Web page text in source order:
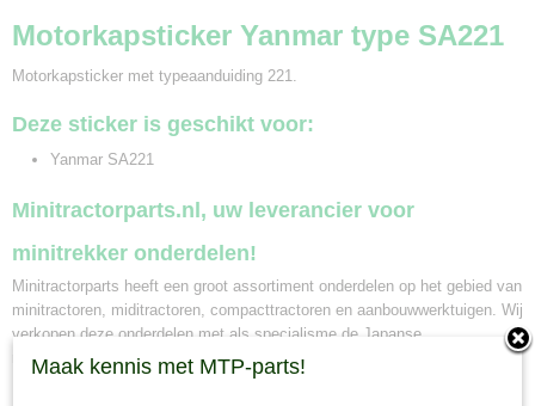
Motorkapsticker Yanmar type SA221
Motorkapsticker met typeaanduiding 221.
Deze sticker is geschikt voor:
Yanmar SA221
Minitractorparts.nl, uw leverancier voor
minitrekker onderdelen!
Minitractorparts heeft een groot assortiment onderdelen op het gebied van
minitractoren, miditractoren, compacttractoren en aanbouwwerktuigen. Wij
verkopen deze onderdelen met als specialisme de Japanse
minitractormerken Yanmar, Iseki, Kubota en Shibaura.
Maak kennis met MTP-parts!